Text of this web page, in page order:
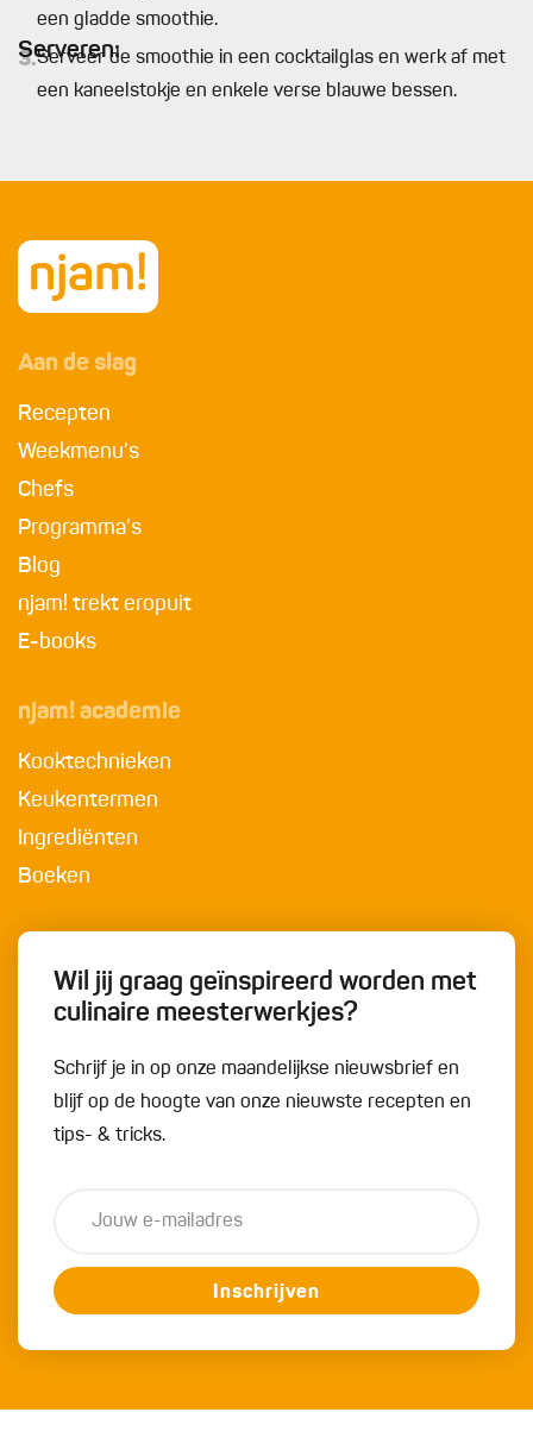
een gladde smoothie.
Serveren:
3.Serveer de smoothie in een cocktailglas en werk af met
een kaneelstokje en enkele verse blauwe bessen.
Aan de slag
Recepten
Weekmenu's
Chefs
Programma's
Blog
njam! trekt eropuit
E-books
njam! academie
Kooktechnieken
Keukentermen
Ingrediënten
Boeken
Wil jij graag geïnspireerd worden met
culinaire meesterwerkjes?
Schrijf je in op onze maandelijkse nieuwsbrief en
blijf op de hoogte van onze nieuwste recepten en
tips- & tricks.
Inschrijven